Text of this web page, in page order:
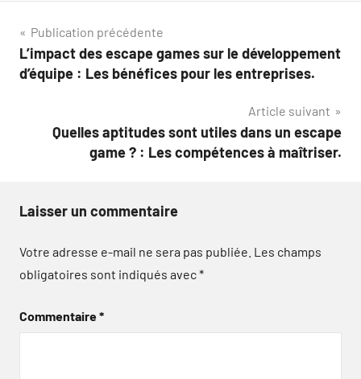
Navigation
de
Publication précédente
L’impact des escape games sur le développement
d’équipe : Les bénéfices pour les entreprises.
Article suivant
Quelles aptitudes sont utiles dans un escape
game ? : Les compétences à maîtriser.
Laisser un commentaire
Votre adresse e-mail ne sera pas publiée. Les champs
obligatoires sont indiqués avec*
Commentaire*